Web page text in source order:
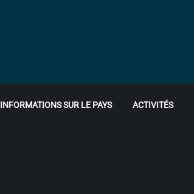
INFORMATIONS SUR LE PAYS ACTIVITÉS